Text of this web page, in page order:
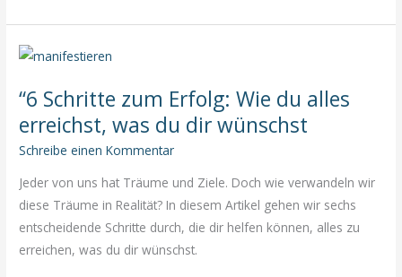
Manifestation
deiner
Wünsche
in
“6 Schritte zum Erfolg: Wie du alles
erreichst, was du dir wünschst
Schreibe einen Kommentar
Jeder von uns hat Träume und Ziele. Doch wie verwandeln wir
diese Träume in Realität? In diesem Artikel gehen wir sechs
entscheidende Schritte durch, die dir helfen können, alles zu
erreichen, was du dir wünschst.